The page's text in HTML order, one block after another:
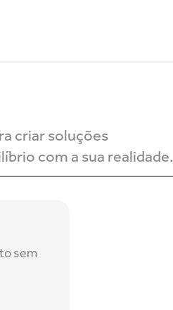
criar soluções
com a sua realidade.
sem